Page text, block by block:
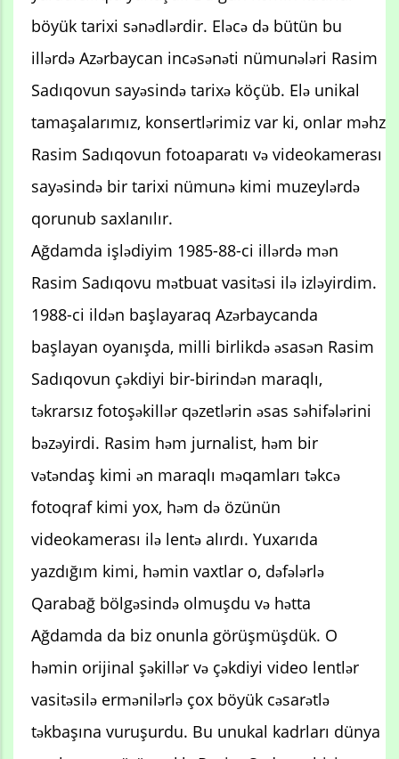
böyük tarixi sənədlərdir. Eləcə də bütün bu
illərdə Azərbaycan incəsənəti nümunələri Rasim
Sadıqovun sayəsində tarixə köçüb. Elə unikal
tamaşalarımız, konsertlərimiz var ki, onlar məhz
Rasim Sadıqovun fotoaparatı və videokamerası
sayəsində bir tarixi nümunə kimi muzeylərdə
qorunub saxlanılır.
Ağdamda işlədiyim 1985-88-ci illərdə mən
Rasim Sadıqovu mətbuat vasitəsi ilə izləyirdim.
1988-ci ildən başlayaraq Azərbaycanda
başlayan oyanışda, milli birlikdə əsasən Rasim
Sadıqovun çəkdiyi bir-birindən maraqlı,
təkrarsız fotoşəkillər qəzetlərin əsas səhifələrini
bəzəyirdi. Rasim həm jurnalist, həm bir
vətəndaş kimi ən maraqlı məqamları təkcə
fotoqraf kimi yox, həm də özünün
videokamerası ilə lentə alırdı. Yuxarıda
yazdığım kimi, həmin vaxtlar o, dəfələrlə
Qarabağ bölgəsində olmuşdu və hətta
Ağdamda da biz onunla görüşmüşdük. O
həmin orijinal şəkillər və çəkdiyi video lentlər
vasitəsilə ermənilərlə çox böyük cəsarətlə
təkbaşına vuruşurdu. Bu unukal kadrları dünya